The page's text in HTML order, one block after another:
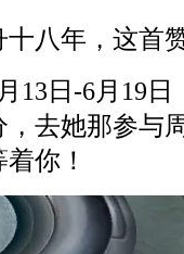
十八年，这首
13日-6月19
，去她那参与
你！